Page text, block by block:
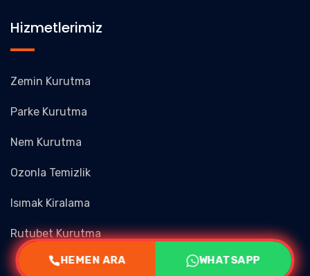
Hizmetlerimiz
Zemin Kurutma
Parke Kurutma
Nem Kurutma
Ozonla Temizlik
Isımak Kiralama
Rutubet Kurutma
HEMEN ARA WHATSAPP